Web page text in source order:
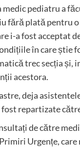
medic pediatru a
fără plată pentru
i-a fost acceptat
în care știe
trec secția și,
acestora.
deja
repartizate
de către
Urgențe, care